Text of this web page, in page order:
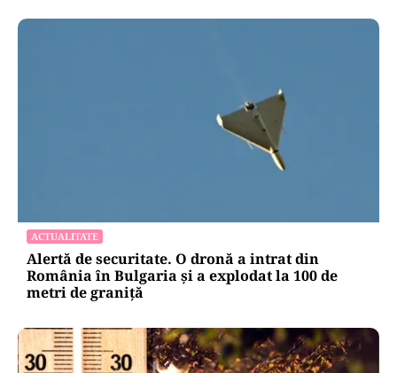
ACTUALITATE
Alertă de securitate. O dronă a intrat din
România în Bulgaria şi a explodat la 100 de
metri de graniţă